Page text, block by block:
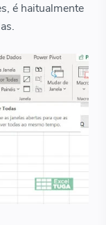
é haitualmente